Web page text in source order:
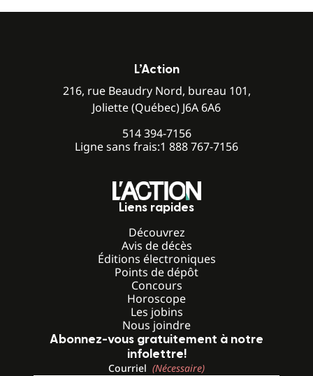
L’Action
216, rue Beaudry Nord, bureau 101,
Joliette (Québec) J6A 6A6
514 394-7156
Ligne sans frais:1 888 767-7156
Liens rapides
Découvrez
Avis de décès
Éditions électroniques
Points de dépôt
Concours
Horoscope
Les jobins
Nous joindre
Abonnez-vous gratuitement à notre
infolettre!
Courriel (Nécessaire)